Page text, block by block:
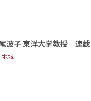
波子 東洋大学教授 連
地域